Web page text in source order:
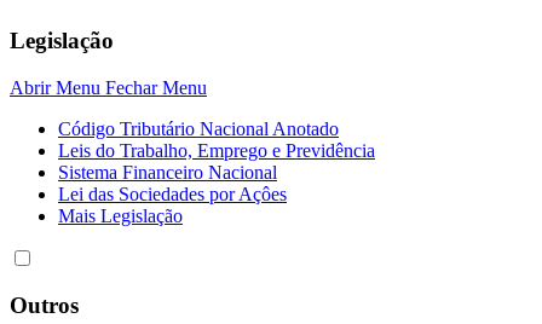
Legislação
Abrir Menu Fechar Menu
Código Tributário Nacional Anotado
Leis do Trabalho, Emprego e Previdência
Sistema Financeiro Nacional
Lei das Sociedades por Açôes
Mais Legislação
Outros